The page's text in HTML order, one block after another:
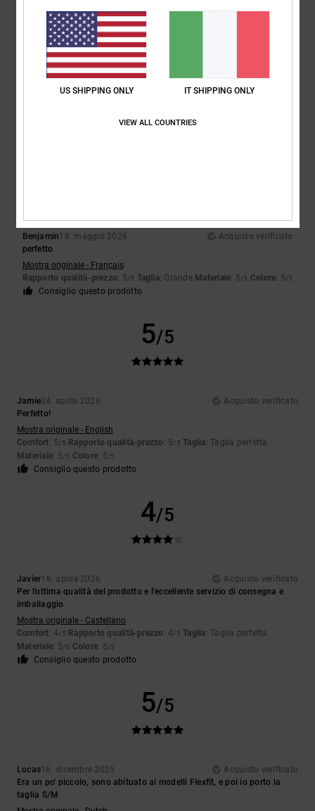
Randrianaivo20. giugno 2026
Il prodotto acquistato è buono
Mostra originale - Français
Consiglio questo prodotto
Benjamin18. maggio 2026
Acquisto verificato
perfetto
Mostra originale - Français
Rapporto qualità-prezzo: 5/5 Taglia: Grande Materiale: 5/5 Colore: 5/5
Consiglio questo prodotto
5/5
Jamie24. aprile 2026
Acquisto verificato
Perfetto!
Mostra originale - English
Comfort: 5/5 Rapporto qualità-prezzo : 5/5 Taglia: Taglia perfetta
Materiale: 5/5 Colore: 5/5
Consiglio questo prodotto
4/5
Javier16. aprile 2026
Acquisto verificato
Per l'ottima qualità del prodotto e l'eccellente servizio di consegna e
imballaggio
Mostra originale - Castellano
Comfort: 4/5 Rapporto qualità-prezzo : 4/5 Taglia: Taglia perfetta
Materiale: 5/5 Colore: 5/5
Consiglio questo prodotto
5/5
Lucas16. dicembre 2025
Acquisto verificato
Era un po' piccolo, sono abituato ai modelli Flexfit, e poi io porto la
taglia S/M
US SHIPPING ONLY IT SHIPPING ONLY
VIEW ALL COUNTRIES